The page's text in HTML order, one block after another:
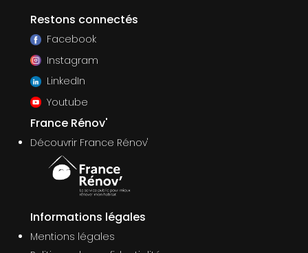
Restons connectés
Facebook
Instagram
LinkedIn
Youtube
France Rénov'
Découvrir France Rénov'
Informations légales
Mentions légales